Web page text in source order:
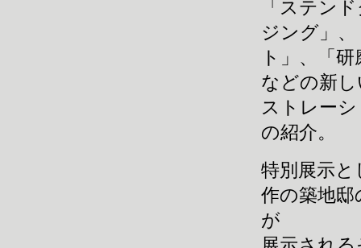
「ステン
ジング」
ト」、「
などの新
ストレー
の紹介。
特別展示
作の築地
が